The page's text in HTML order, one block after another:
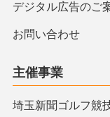
デジタル広告のご
お問い合わせ
主催事業
埼玉新聞ゴルフ競